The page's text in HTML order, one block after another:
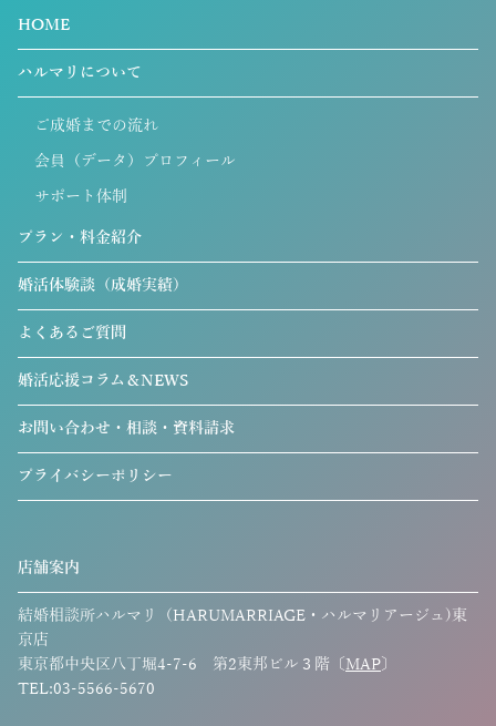
HOME
ハルマリについて
ご成婚までの流れ
会員（データ）プロフィール
サポート体制
プラン・料金紹介
婚活体験談（成婚実績）
よくあるご質問
婚活応援コラム＆NEWS
お問い合わせ・相談・資料請求
プライバシーポリシー
店舗案内
結婚相談所ハルマリ（HARUMARRIAGE・ハルマリアージュ)東
京店
東京都中央区八丁堀4-7-6 第2東邦ビル３階〔 MAP〕
TEL:03-5566-5670